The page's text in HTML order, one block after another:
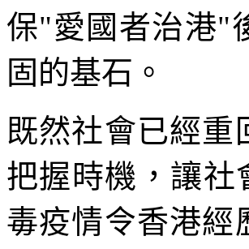
保"愛國者治港"
固的基石。
既然社會已經重
把握時機，讓
毒疫情令香港經